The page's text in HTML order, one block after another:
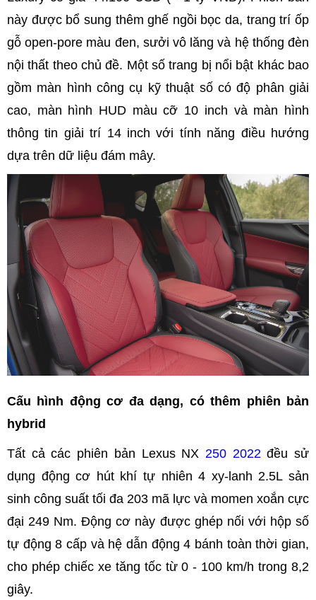
này được bổ sung thêm ghế ngồi bọc da, trang trí ốp
gỗ open-pore màu đen, sưởi vô lăng và hệ thống đèn
nội thất theo chủ đề. Một số trang bị nổi bật khác bao
gồm màn hình công cụ kỹ thuật số có độ phân giải
cao, màn hình HUD màu cỡ 10 inch và màn hình
thông tin giải trí 14 inch với tính năng điều hướng
dựa trên dữ liệu đám mây.
Cấu hình động cơ đa dạng, có thêm phiên bản
hybrid
Tất cả các phiên bản Lexus NX 250 2022đều sử
dụng động cơ hút khí tự nhiên 4 xy-lanh 2.5L sản
sinh công suất tối đa 203 mã lực và momen xoắn cực
đại 249 Nm. Động cơ này được ghép nối với hộp số
tự động 8 cấp và hệ dẫn động 4 bánh toàn thời gian,
cho phép chiếc xe tăng tốc từ 0 - 100 km/h trong 8,2
giây.